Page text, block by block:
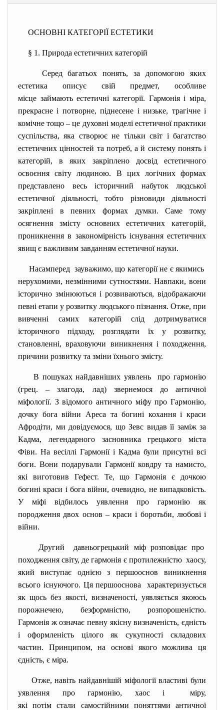
ОСНОВНІ КАТЕГОРІЇ ЕСТЕТИКИ
§ 1. Природа естетичних категорій
Серед багатьох понять, за допомогою яких
естетика описує свій предмет, особливе
місце займають естетичні категорії. Гармонія і міра,
прекрасне і потворне, піднесене і низьке, трагічне і
комічне тощо – це духовні моделі естетичної практики
суспільства, яка створює не тільки світ і багатство
естетичних цінностей та потреб, а й систему понять і
категорій, в яких закріплено досвід естетичного
освоєння світу людиною. В цих логічних формах
представлено весь історичний набуток людської
естетичної діяльності, тобто різновиди діяльності
закріплені в певних формах думки. Саме тому
осягнення змісту основних естетичних категорій,
проникнення в закономірність існування естетичних
явищ є важливим завданням естетичної науки.
Насамперед зауважимо, що категорії не є якимись
нерухомими, незмінними сутностями. Навпаки, вони
історично змінюються і розвиваються, відображаючи
певні етапи у розвитку людського пізнання. Отже, при
вивченні самих категорій слід дотримуватися
історичного підходу, розглядати їх у розвитку,
становленні, враховуючи виникнення і походження,
причини розвитку та зміни їхнього змісту.
В пошуках найдавніших уявлень про гармонію
(грец. – злагода, лад) звернемося до античної
міфології. З відомого античного міфу про Гармонію,
дочку бога війни Ареса та богині кохання і краси
Афродіти, ми довідуємося, що Зевс видав її заміж за
Кадма, легендарного засновника грецького міста
Фіви. На весіллі Гармонії і Кадма були присутні всі
боги. Вони подарували Гармонії ковдру та намисто,
які виготовив Гефест. Те, що Гармонія є дочкою
богині краси і бога війни, очевидно, не випадковість.
У міфі відбилось уявлення про гармонію як
породження двох основ – краси і боротьби, любові і
війни.
Другий давньогрецький міф розповідає про
походження світу, де гармонія є протилежністю хаосу,
який виступає однією з першооснов виникнення
всього існуючого. Ця першооснова характеризується
як щось без якості, визначеності, уявляється якоюсь
порожнечею, безформністю, розпорошеністю.
Гармонія ж означає певну якісну визначеність, єдність
і оформленість цілого як сукупності складових
частин. Принципом, на основі якого можлива ця
єдність, є міра.
Отже, навіть найдавнішій міфології властиві були
уявлення про гармонію, хаос і міру,
які потім стали самостійними поняттями античної